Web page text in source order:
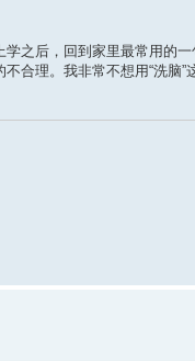
之后，回到家里最常用的
合理。我非常不想用“洗脑